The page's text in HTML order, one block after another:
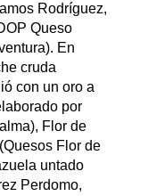
Rodríguez,
Queso
En
cruda
con un oro a
por
Flor de
Flor de
untado
Perdomo,